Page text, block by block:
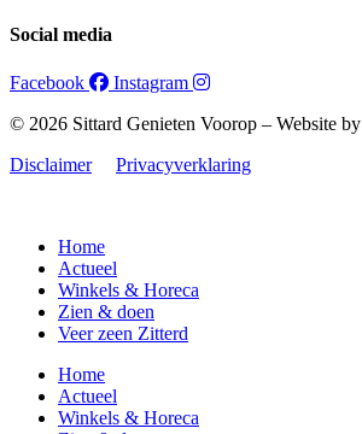
Social media
Facebook
Instagram
© 2026 Sittard Genieten Voorop – Website by
Disclaimer
Privacyverklaring
Home
Actueel
Winkels & Horeca
Zien & doen
Veer zeen Zitterd
Home
Actueel
Winkels & Horeca